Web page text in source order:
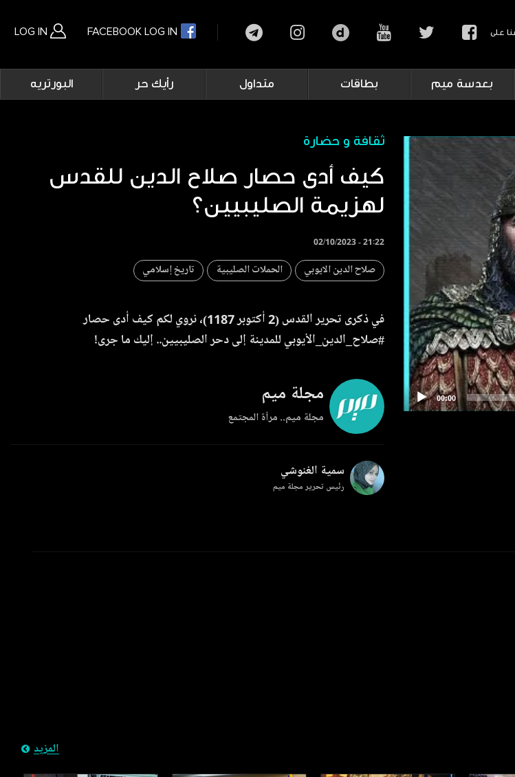
LOG IN FACEBOOK LOG IN على
Main
navigation
بعدسة ميم بطاقات متداول رأيك حر البورتريه
ثقافة و حضارة
كيف أدى حصار صلاح الدين للقدس
لهزيمة الصليبيين؟
02/10/2023 - 21:22
صلاح الدين الايوبي الحملات الصليبية تاريخ إسلامي
في ذكرى تحرير القدس (2 أكتوبر 1187)، نروي لكم كيف أدى حصار
#صلاح_الدين_الأيوبي للمدينة إلى دحر الصليبيين.. إليك ما جرى!
مجلة ميم
مجلة ميم.. مرآة المجتمع
سمية الغنوشي
رئيس تحرير مجلة ميم
المزيد